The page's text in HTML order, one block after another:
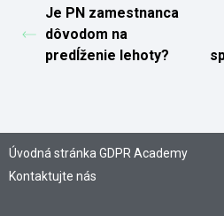
Je PN zamestnanca
dôvodom na
predĺženie lehoty?
Úvodná stránka GDPR Academy
Kontaktujte nás